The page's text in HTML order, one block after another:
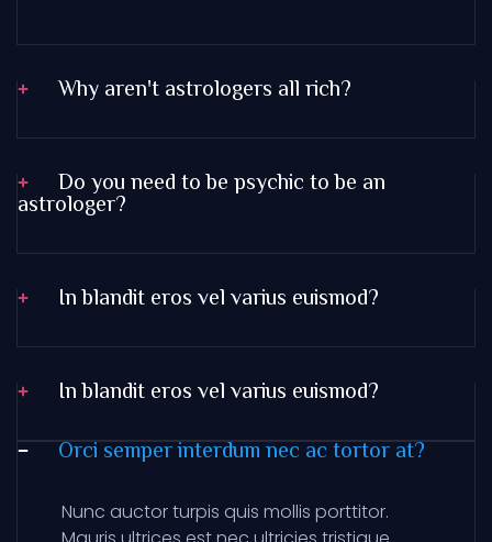
Why aren't astrologers all rich?
Do you need to be psychic to be an
astrologer?
In blandit eros vel varius euismod?
In blandit eros vel varius euismod?
Orci semper interdum nec ac tortor at?
Nunc auctor turpis quis mollis porttitor.